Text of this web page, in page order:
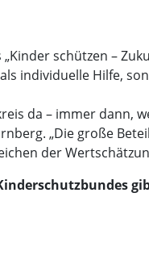
schützen –
individuelle Hilfe,
da – immer dann,
„Die große
der